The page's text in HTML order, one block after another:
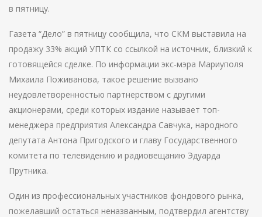
в пятницу.
Газета “Дело” в пятницу сообщила, что СКМ выставила на
продажу 33% акций УПТК со ссылкой на источник, близкий к
готовящейся сделке. По информации экс-мэра Мариуполя
Михаила Поживанова, такое решение вызвано
неудовлетворенностью партнерством с другими
акционерами, среди которых издание называет топ-
менеджера предприятия Александра Савчука, народного
депутата Антона Пригодского и главу Государственного
комитета по телевидению и радиовещанию Эдуарда
Прутника.
Один из профессиональных участников фондового рынка,
пожелавший остаться неназванным, подтвердил агентству